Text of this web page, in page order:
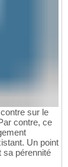
sur le
contre, ce
Un point
sa pérennité